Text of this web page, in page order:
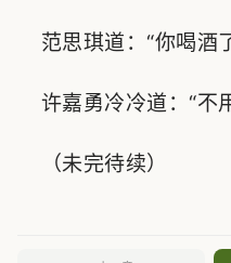
范思琪道：“你喝酒
许嘉勇冷冷道：“不
（未完待续）